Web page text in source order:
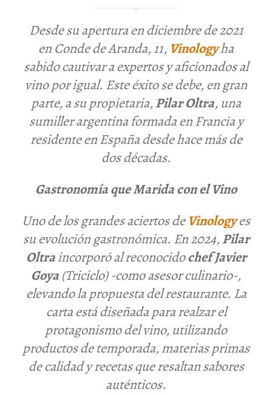
Desde su apertura en diciembre de 2021
en Conde de Aranda, 11, Vinologyha
sabido cautivar a expertos y aficionados al
vino por igual. Este éxito se debe, en gran
parte, a su propietaria, Pilar Oltra, una
sumiller argentina formada en Francia y
residente en España desde hace más de
dos décadas.
Gastronomía que Marida con el Vino
Uno de los grandes aciertos de Vinologyes
su evolución gastronómica. En 2024, Pilar
Oltraincorporó al reconocidochef Javier
Goya (Triciclo)-como asesor culinario-,
elevando la propuesta del restaurante. La
carta está diseñada para realzar el
protagonismo del vino, utilizando
productos de temporada, materias primas
de calidad y recetas que resaltan sabores
auténticos.